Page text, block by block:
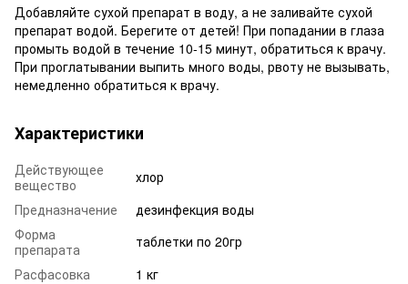
Добавляйте сухой препарат в воду, а не заливайте сухой
препарат водой. Берегите от детей! При попадании в глаза
промыть водой в течение 10-15 минут, обратиться к врачу.
При проглатывании выпить много воды, рвоту не вызывать,
немедленно обратиться к врачу.
Характеристики
Действующее
вещество
хлор
Предназначение
дезинфекция воды
Форма
препарата
таблетки по 20гр
Расфасовка
1 кг